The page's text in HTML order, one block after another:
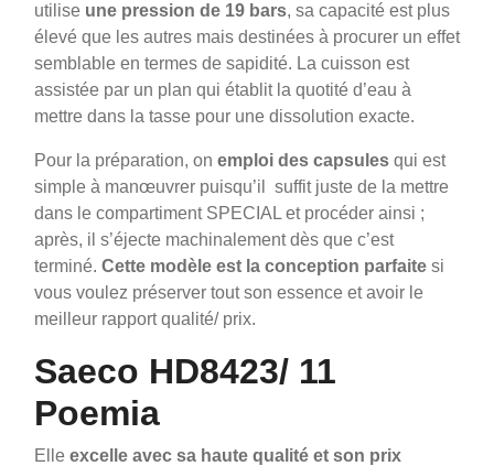
utilise une pression de 19 bars, sa capacité est plus
élevé que les autres mais destinées à procurer un effet
semblable en termes de sapidité. La cuisson est
assistée par un plan qui établit la quotité d’eau à
mettre dans la tasse pour une dissolution exacte.
Pour la préparation, on emploi des capsules qui est
simple à manœuvrer puisqu’il suffit juste de la mettre
dans le compartiment SPECIAL et procéder ainsi ;
après, il s’éjecte machinalement dès que c’est
terminé. Cette modèle est la conception parfaite si
vous voulez préserver tout son essence et avoir le
meilleur rapport qualité/ prix.
Saeco HD8423/ 11
Poemia
Elle excelle avec sa haute qualité et son prix